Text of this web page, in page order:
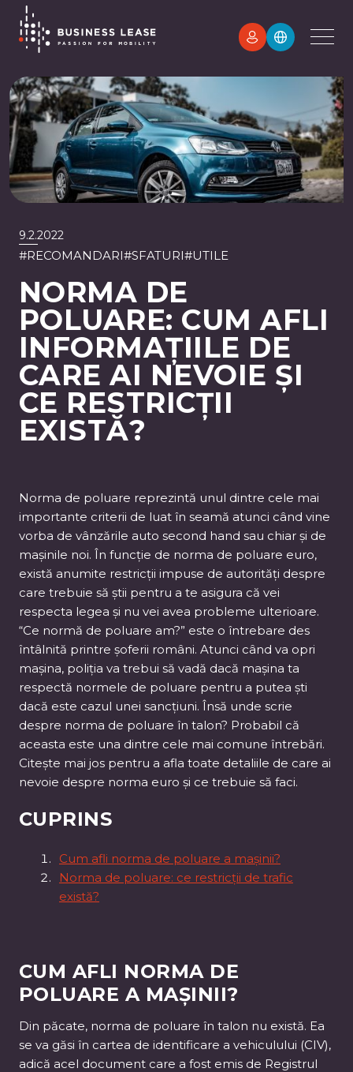
9.2.2022
#RECOMANDARI#SFATURI#UTILE
NORMA DE
POLUARE: CUM AFLI
INFORMAȚIILE DE
CARE AI NEVOIE ȘI
CE RESTRICȚII
EXISTĂ?
Norma de poluare reprezintă unul dintre cele mai
importante criterii de luat în seamă atunci când vine
vorba de vânzările auto second hand sau chiar și de
mașinile noi. În funcție de norma de poluare euro,
există anumite restricții impuse de autorități despre
care trebuie să știi pentru a te asigura că vei
respecta legea și nu vei avea probleme ulterioare.
“Ce normă de poluare am?” este o întrebare des
întâlnită printre șoferii români. Atunci când va opri
mașina, poliția va trebui să vadă dacă mașina ta
respectă normele de poluare pentru a putea ști
dacă este cazul unei sancțiuni. Însă unde scrie
despre norma de poluare în talon? Probabil că
aceasta este una dintre cele mai comune întrebări.
Citește mai jos pentru a afla toate detaliile de care ai
nevoie despre norma euro și ce trebuie să faci.
CUPRINS
Cum afli norma de poluare a mașinii?
Norma de poluare: ce restricții de trafic
există?
CUM AFLI NORMA DE
POLUARE A MAȘINII?
Din păcate, norma de poluare în talon nu există. Ea
se va găsi în cartea de identificare a vehiculului (CIV),
adică acel document care a fost emis de Registrul